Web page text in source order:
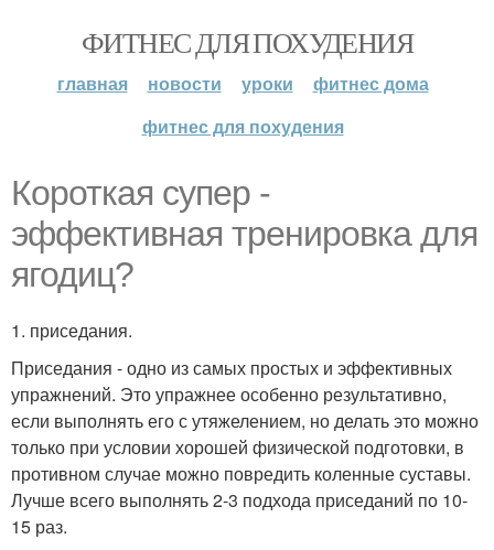
ФИТНЕС ДЛЯ ПОХУДЕНИЯ
главная новости уроки
фитнес дома
фитнес для похудения
Короткая супер -
эффективная тренировка для
ягодиц?
1. приседания.
Приседания - одно из самых простых и эффективных
упражнений. Это упражнее особенно результативно,
если выполнять его с утяжелением, но делать это можно
только при условии хорошей физической подготовки, в
противном случае можно повредить коленные суставы.
Лучше всего выполнять 2-3 подхода приседаний по 10-
15 раз.